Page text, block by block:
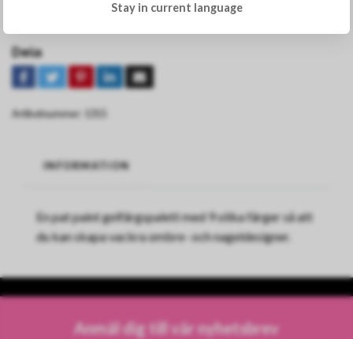
Lägg till i önskelista
Dela
Artikelnummer:
INFORMATION
En pat paint gelfärgspalett med 9 olika färger så att
du kan skapa vackra ombre- och nageldesigner.
Anmäl dig till vår nyhetsbrev
Stay in current language